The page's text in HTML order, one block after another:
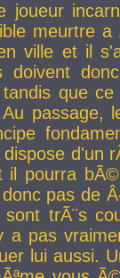
joueur
meurtre
ville et il
doivent
que
passage,
dispose d'un
il pourra
pas de
sont trÃ¨s
a pas
lui aussi.